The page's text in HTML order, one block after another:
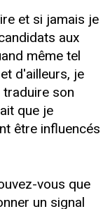
et si jamais je
aux
même tel
d'ailleurs, je
son
que je
être influencés
vous que
un signal